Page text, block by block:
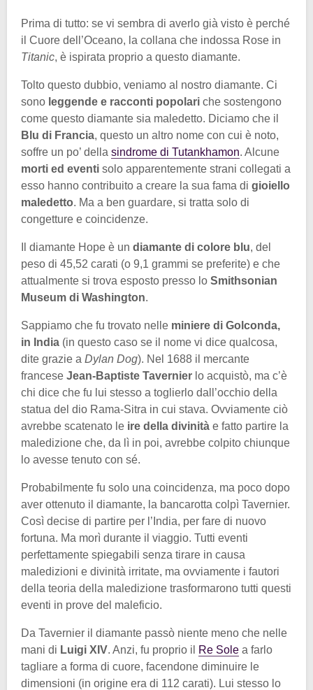
Prima di tutto: se vi sembra di averlo già visto è perché
il Cuore dell’Oceano, la collana che indossa Rose in
Titanic, è ispirata proprio a questo diamante.
Tolto questo dubbio, veniamo al nostro diamante. Ci
sono leggende e racconti popolari che sostengono
come questo diamante sia maledetto. Diciamo che il
Blu di Francia, questo un altro nome con cui è noto,
soffre un po’ della sindrome di Tutankhamon. Alcune
morti ed eventi solo apparentemente strani collegati a
esso hanno contribuito a creare la sua fama di gioiello
maledetto. Ma a ben guardare, si tratta solo di
congetture e coincidenze.
Il diamante Hope è un diamante di colore blu, del
peso di 45,52 carati (o 9,1 grammi se preferite) e che
attualmente si trova esposto presso lo Smithsonian
Museum di Washington.
Sappiamo che fu trovato nelle miniere di Golconda,
in India (in questo caso se il nome vi dice qualcosa,
dite grazie a Dylan Dog). Nel 1688 il mercante
francese Jean-Baptiste Tavernier lo acquistò, ma c’è
chi dice che fu lui stesso a toglierlo dall’occhio della
statua del dio Rama-Sitra in cui stava. Ovviamente ciò
avrebbe scatenato le ire della divinità e fatto partire la
maledizione che, da lì in poi, avrebbe colpito chiunque
lo avesse tenuto con sé.
Probabilmente fu solo una coincidenza, ma poco dopo
aver ottenuto il diamante, la bancarotta colpì Tavernier.
Così decise di partire per l’India, per fare di nuovo
fortuna. Ma morì durante il viaggio. Tutti eventi
perfettamente spiegabili senza tirare in causa
maledizioni e divinità irritate, ma ovviamente i fautori
della teoria della maledizione trasformarono tutti questi
eventi in prove del maleficio.
Da Tavernier il diamante passò niente meno che nelle
mani di Luigi XIV. Anzi, fu proprio il Re Sole a farlo
tagliare a forma di cuore, facendone diminuire le
dimensioni (in origine era di 112 carati). Lui stesso lo